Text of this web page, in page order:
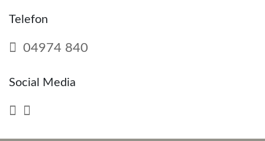
Telefon
04974 840
Social Media